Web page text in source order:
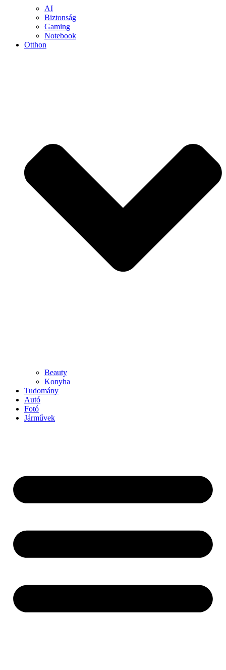
AI
Biztonság
Gaming
Notebook
Otthon
Beauty
Konyha
Tudomány
Autó
Fotó
Járművek